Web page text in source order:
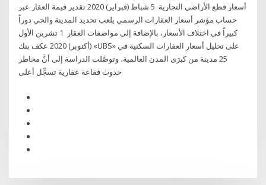
أسعار قطع الأراضي التجارية 5 شباط (فبراير) 2020 تقدير قيمة العقار عبر
حساب مؤشر أسعار العقارات الرسمي يلعب تحديد المدينة والحي دوراً
كبيراً في اختلاف الأسعار، بالإضافة إلى مواصفات العقار 1 تشرين الأول
(أكتوبر) 2020 عكف بنك «UBS» على تحليل أسعار العقارات السكنية في
25 مدينة من كبرَى المدن العالمية، وتوصَّلت الدراسة إلى أنَّ مخاطر